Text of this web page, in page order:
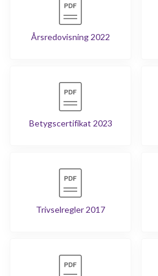
Årsredovisning 2022
Betygscertifikat 2023
Trivselregler 2017